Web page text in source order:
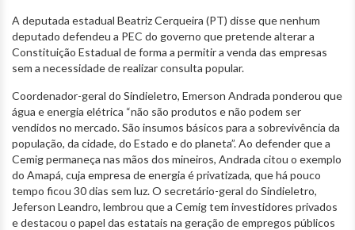
A deputada estadual Beatriz Cerqueira (PT) disse que nenhum
deputado defendeu a PEC do governo que pretende alterar a
Constituição Estadual de forma a permitir a venda das empresas
sem a necessidade de realizar consulta popular.
Coordenador-geral do Sindieletro, Emerson Andrada ponderou que
água e energia elétrica “não são produtos e não podem ser
vendidos no mercado. São insumos básicos para a sobrevivência da
população, da cidade, do Estado e do planeta”. Ao defender que a
Cemig permaneça nas mãos dos mineiros, Andrada citou o exemplo
do Amapá, cuja empresa de energia é privatizada, que há pouco
tempo ficou 30 dias sem luz. O secretário-geral do Sindieletro,
Jeferson Leandro, lembrou que a Cemig tem investidores privados
e destacou o papel das estatais na geração de empregos públicos